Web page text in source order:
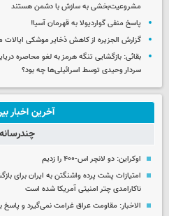
مشروعیت‌بخشی به سازش با دشمن هستند
پاسخ منفی گواردیولا به قهرمان آسیا!
گزارش الجزیره از کاهش ذخایر موشکی ایالات
بقائی: بازگشایی تنگه هرمز به لغو محاصره
سردار وحیدی توسط اسرائیلی‌ها چه بود؟
آخرین اخبار
اوکراین: دو لانچر اس-۴۰۰ را زدیم
امتیازات پشت پرده واشنگتن به ایران برای
ناکارامدی چتر امنیتی آمریکا شده است
الاخبار: مقاومت عراق غرامت نمی‌گیرد و